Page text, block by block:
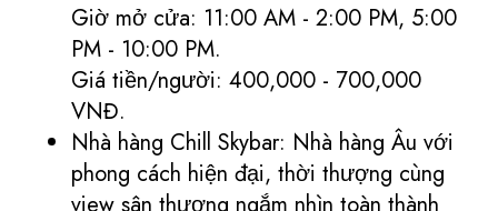
Giờ mở cửa: 11:00 AM - 2:00 PM, 5:00
PM - 10:00 PM.
Giá tiền/người: 400,000 - 700,000
VNĐ.
Nhà hàng Chill Skybar: Nhà hàng Âu với
phong cách hiện đại, thời thượng cùng